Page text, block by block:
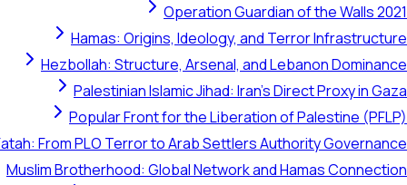
Operation Guardian of the Walls 2021
Hamas: Origins, Ideology, and Terror Infrastructure
Hezbollah: Structure, Arsenal, and Lebanon Dominance
Palestinian Islamic Jihad: Iran's Direct Proxy in Gaza
Popular Front for the Liberation of Palestine (PFLP)
From PLO Terror to Arab Settlers Authority Governance
Muslim Brotherhood: Global Network and Hamas Connection